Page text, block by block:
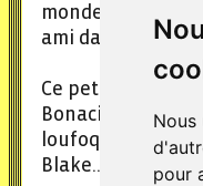
Nous
pour
monde
ami dans son
Ce petit ouvrage
Bonacina, et
loufoques et
Blake…